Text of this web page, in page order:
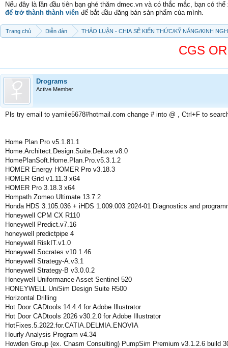
Nếu đây là lần đầu tiên bạn ghé thăm dmec.vn và có thắc mắc, bạn có
để trở thành thành viên để bắt đầu đăng bán sản phẩm của mình.
Trang chủ Diễn đàn THẢO LUẬN - CHIA SẼ KIẾN THỨC/KỸ NĂNG/KINH
CGS
Drograms
Active Member
Pls try email to yamile5678#hotmail.com change # into @ , Ctrl+F to
Home Plan Pro v5.1.81.1
Home.Architect.Design.Suite.Deluxe.v8.0
HomePlanSoft.Home.Plan.Pro.v5.3.1.2
HOMER Energy HOMER Pro v3.18.3
HOMER Grid v1.11.3 x64
HOMER Pro 3.18.3 x64
Hompath Zomeo Ultimate 13.7.2
Honda HDS 3.105.036 + iHDS 1.009.003 2024-01 Diagnostics and
Honeywell CPM CX R110
Honeywell Predict.v7.16
honeywell predictpipe 4
Honeywell RiskIT.v1.0
Honeywell Socrates v10.1.46
Honeywell Strategy-A.v3.1
Honeywell Strategy-B v3.0.0.2
Honeywell Uniformance Asset Sentinel 520
HONEYWELL UniSim Design Suite R500
Horizontal Drilling
Hot Door CADtools 14.4.4 for Adobe Illustrator
Hot Door CADtools 2026 v30.2.0 for Adobe Illustrator
HotFixes.5.2022.for.CATIA.DELMIA.ENOVIA
Hourly Analysis Program v4.34
Howden Group (ex. Chasm Consulting) PumpSim Premium v3.1.2.6 build